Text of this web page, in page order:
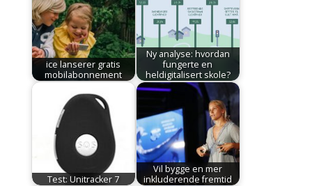
ice lanserer gratis
mobilabonnement
Ny analyse: hvordan
fungerte en
heldigitalisert skole?
Test: Unitracker 7
Vil bygge en mer
inkluderende fremtid